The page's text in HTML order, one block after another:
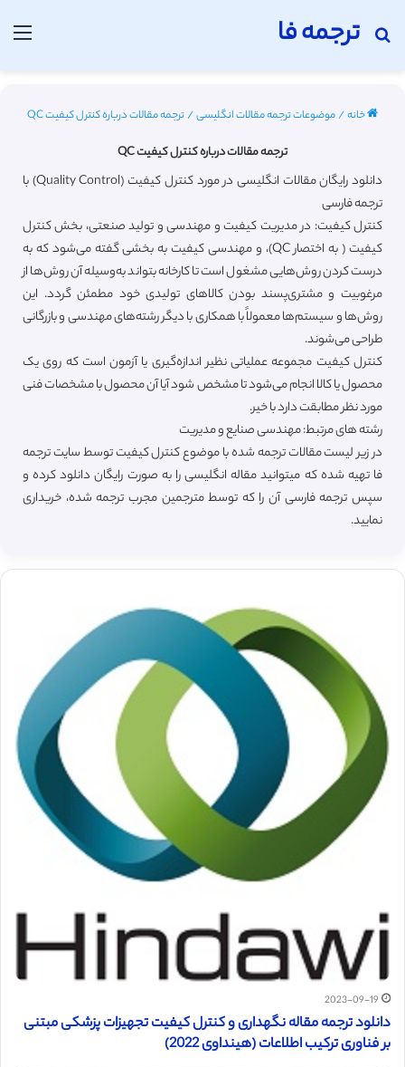
ترجمه فا
جستجو برای
خانه/موضوعات ترجمه مقالات انگلیسی/ترجمه مقالات درباره کنترل کیفیت QC
ترجمه مقالات درباره کنترل کیفیت QC
دانلود رایگان مقالات انگلیسی در مورد کنترل کیفیت (Quality Control) با
ترجمه فارسی
کنترل کیفیت: در مدیریت کیفیت و مهندسی و تولید صنعتی، بخش کنترل
کیفیت ( به اختصار QC)، و مهندسی کیفیت به بخشی گفته می‌شود که به
درست کردن روش‌هایی مشغول است تا کارخانه بتواند به‌وسیله آن روش‌ها از
مرغوبیت و مشتری‌پسند بودن کالاهای تولیدی خود مطمئن گردد. این
روش‌ها و سیستم‌ها معمولاً با همکاری با دیگر رشته‌های مهندسی و بازرگانی
طراحی می‌شوند.
کنترل کیفیت مجموعه عملیاتی نظیر اندازه‌گیری یا آزمون است که روی یک
محصول یا کالا انجام می‌شود تا مشخص شود آیا آن محصول با مشخصات فنی
مورد نظر مطابقت دارد با خیر.
رشته های مرتبط: مهندسی صنایع و مدیریت
در زیر لیست مقالات ترجمه شده با موضوع کنترل کیفیت توسط سایت ترجمه
فا تهیه شده که میتوانید مقاله انگلیسی را به صورت رایگان دانلود کرده و
سپس ترجمه فارسی آن را که توسط مترجمین مجرب ترجمه شده، خریداری
نمایید.
2023-09-19
دانلود ترجمه مقاله نگهداری و کنترل کیفیت تجهیزات پزشکی مبتنی
بر فناوری ترکیب اطلاعات (هینداوی 2022)